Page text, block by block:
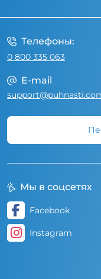
Телефоны:
0 800 335 063
E-mail
Мы в соцсетях
Facebook
Instagram